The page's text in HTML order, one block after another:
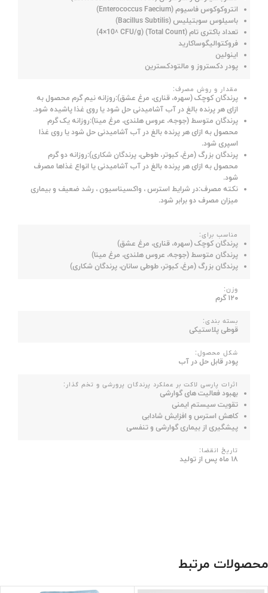
انتروکوکوس فاسیوم (Enterococcus Faecium)
باسیلوس سوبتیلیس (Bacillus Subtilis)
تعداد باکتری تام (Total Count) (4×10
۸ CFU/g)
فروکتوالیگوساکارید
اینولین
پودر دکستروز و مالتودکسترین
مقدار و روش مصرف:
پرندگان کوچک (سهره، قناری، مرغ عشق):روزانه نیم گرم محصول به
ازای هر پرنده بالغ در آب آشامیدنی حل شود یا روی غذا پاشیده شود.
پرندگان متوسط (جوجه، عروس هلندی، مرغ مینا):روزانه یک گرم
محصول به ازای هر پرنده بالغ در آب آشامیدنی حل شود یا روی غذا
اسپری شود.
پرندگان بزرگ (مرغ، کبوتر، طوطی، پرندگان شکاری):روزانه دو گرم
محصول به ازای هر پرنده بالغ در آب آشامیدنی یا انواع غذاها مصرف
شود.
نکته مصرف:در شرایط استرس ، واکسیناسیون ، رشد ضعیف و بیماری
میزان مصرف دو برابر شود.
مناسب برای:
پرندگان کوچک (سهره، قناری، مرغ عشق)
پرندگان متوسط (جوجه، عروس هلندی، مرغ مینا)
پرندگان بزرگ (مرغ، کبوتر، طوطی سانان، پرندگان شکاری)
وزن:
۱۲۰ گرم
بسته بندی:
قوطی پلاستیکی
شکل محصول:
پودر قابل حل در آب
اثرات پارسی لاکت بر عملکرد پرندگان پرورشی و تخم گذار:
بهبود فعالیت های گوارشی
تقویت سیستم ایمنی
کاهش استرس و افزایش شادابی
پیشگیری از بیماری گوارشی و تنفسی
تاریخ انقضا:
۱۸ ماه پس از تولید
محصولات مرتبط